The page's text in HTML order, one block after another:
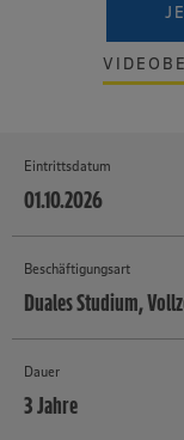
Eintrittsdatum
01.10.2026
Beschäftigungsart
Duales Studium,
Dauer
3 Jahre